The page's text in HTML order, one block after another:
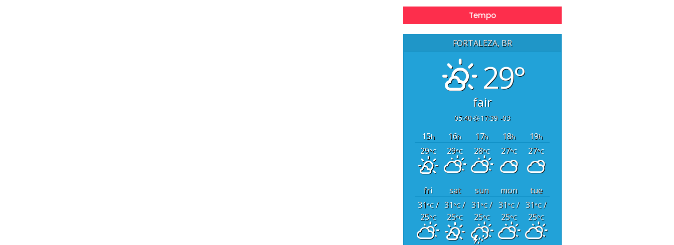
Tempo
FORTALEZA, BR
29°
fair
05:40 17:39 -03
15h 16h 17h 18h 19h
29°C 29°C 28°C 27°C 27°C
fri sat sun mon
tue
31°C/
25°C
31°C/
25°C
31°C/
25°C
31°C/
25°C
31°C/
25°C